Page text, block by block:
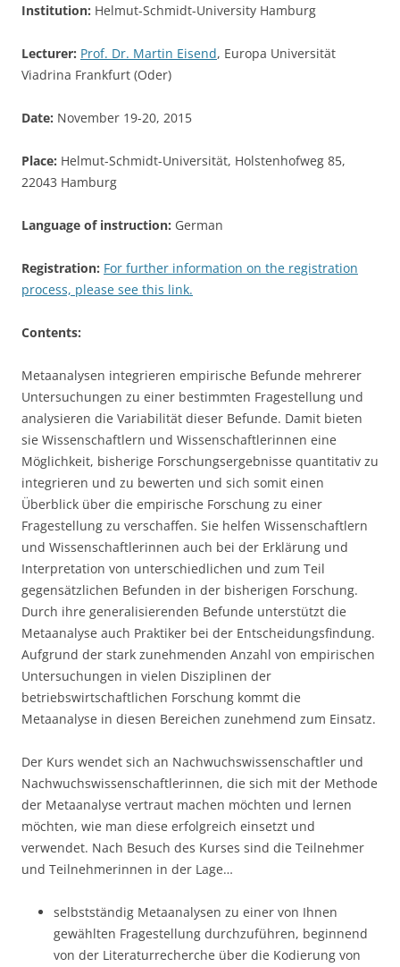
Institution: Helmut-Schmidt-University Hamburg
Lecturer: Prof. Dr. Martin Eisend, Europa Universität
Viadrina Frankfurt (Oder)
Date: November 19-20, 2015
Place: Helmut-Schmidt-Universität, Holstenhofweg 85,
22043 Hamburg
Language of instruction: German
Registration: For further information on the registration
process, please see this link.
Contents:
Metaanalysen integrieren empirische Befunde mehrerer
Untersuchungen zu einer bestimmten Fragestellung und
analysieren die Variabilität dieser Befunde. Damit bieten
sie Wissenschaftlern und Wissenschaftlerinnen eine
Möglichkeit, bisherige Forschungsergebnisse quantitativ zu
integrieren und zu bewerten und sich somit einen
Überblick über die empirische Forschung zu einer
Fragestellung zu verschaffen. Sie helfen Wissenschaftlern
und Wissenschaftlerinnen auch bei der Erklärung und
Interpretation von unterschiedlichen und zum Teil
gegensätzlichen Befunden in der bisherigen Forschung.
Durch ihre generalisierenden Befunde unterstützt die
Metaanalyse auch Praktiker bei der Entscheidungsfindung.
Aufgrund der stark zunehmenden Anzahl von empirischen
Untersuchungen in vielen Disziplinen der
betriebswirtschaftlichen Forschung kommt die
Metaanalyse in diesen Bereichen zunehmend zum Einsatz.
Der Kurs wendet sich an Nachwuchswissenschaftler und
Nachwuchswissenschaftlerinnen, die sich mit der Methode
der Metaanalyse vertraut machen möchten und lernen
möchten, wie man diese erfolgreich einsetzt und
verwendet. Nach Besuch des Kurses sind die Teilnehmer
und Teilnehmerinnen in der Lage…
selbstständig Metaanalysen zu einer von Ihnen
gewählten Fragestellung durchzuführen, beginnend
von der Literaturrecherche über die Kodierung von